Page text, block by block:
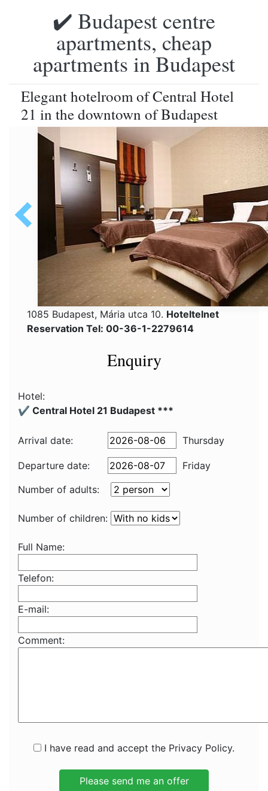
✔️ Budapest centre
apartments, cheap
apartments in Budapest
Elegant hotelroom of Central Hotel
21 in the downtown of Budapest
1085 Budapest, Mária utca 10. Hoteltelnet
Reservation Tel: 00-36-1-2279614
Enquiry
Hotel:
✔️ Central Hotel 21 Budapest ***
Arrival date: Thursday
Departure date:
Friday
Number of adults:
Number of children:
Full Name:
Telefon:
E-mail:
Comment:
I have read and accept the Privacy Policy.